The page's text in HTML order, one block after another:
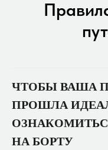
ЧТОБЫ ВАША
ПРОШЛА
НА БОРТУ